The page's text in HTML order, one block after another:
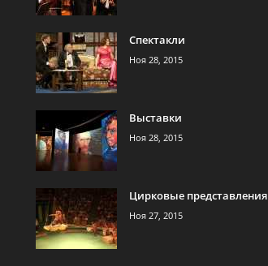
Спектакли
Ноя 28, 2015
Выставки
Ноя 28, 2015
Цирковые представления
Ноя 27, 2015